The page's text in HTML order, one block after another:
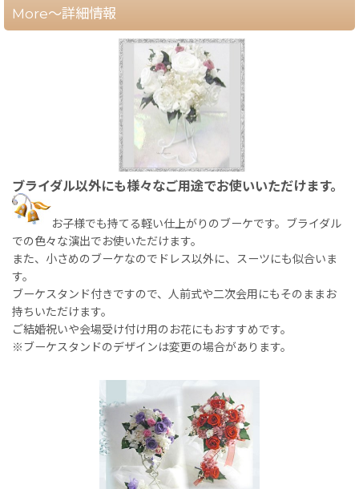
More～詳細情報
ブライダル以外にも様々なご用途でお使いいただけます。
お子様でも持てる軽い仕上がりのブーケです。ブライダル
での色々な演出でお使いただけます。
また、小さめのブーケなのでドレス以外に、スーツにも似合いま
す。
ブーケスタンド付きですので、人前式や二次会用にもそのままお
持ちいただけます。
ご結婚祝いや会場受け付け用のお花にもおすすめです。
※ブーケスタンドのデザインは変更の場合があります。